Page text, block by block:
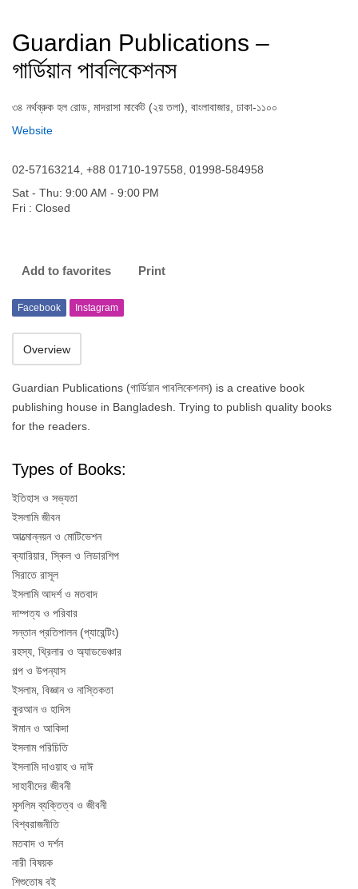
Guardian Publications –
গার্ডিয়ান পাবলিকেশনস
৩৪ নর্থব্রুক হল রোড, মাদরাসা মার্কেট (২য় তলা), বাংলাবাজার, ঢাকা-১১০০
Website
02-57163214, +88 01710-197558, 01998-584958
Sat - Thu: 9:00 AM - 9:00 PM
Fri : Closed
Add to favorites Print
Facebook Instagram
Overview
Guardian Publications (গার্ডিয়ান পাবলিকেশনস) is a creative book
publishing house in Bangladesh. Trying to publish quality books
for the readers.
Types of Books:
ইতিহাস ও সভ্যতা
ইসলামি জীবন
আত্মোন্নয়ন ও মোটিভেশন
ক্যারিয়ার, স্কিল ও লিডারশিপ
সিরাতে রাসূল
ইসলামি আদর্শ ও মতবাদ
দাম্পত্য ও পরিবার
সন্তান প্রতিপালন (প্যারেন্টিং)
রহস্য, থ্রিলার ও অ্যাডভেঞ্চার
গল্প ও উপন্যাস
ইসলাম, বিজ্ঞান ও নাস্তিকতা
কুরআন ও হাদিস
ঈমান ও আকিদা
ইসলাম পরিচিতি
ইসলামি দাওয়াহ ও দাঈ
সাহাবীদের জীবনী
মুসলিম ব্যক্তিত্ব ও জীবনী
বিশ্বরাজনীতি
মতবাদ ও দর্শন
নারী বিষয়ক
শিশুতোষ বই